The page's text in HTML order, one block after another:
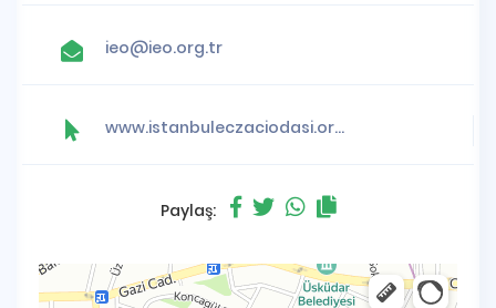
ieo@ieo.org.tr
www.istanbuleczaciodasi.org.tr
Paylaş: